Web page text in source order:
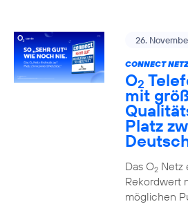
26.
CONNECT
O2
mit
Platz
Das O2Netz
Rekordwert
möglichen